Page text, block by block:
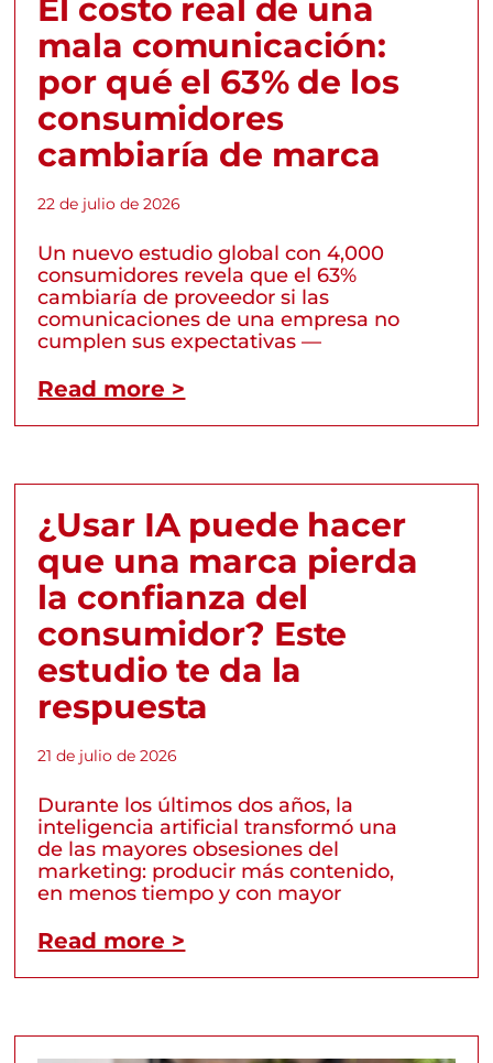
El costo real de una
mala comunicación:
por qué el 63% de los
consumidores
cambiaría de marca
22 de julio de 2026
Un nuevo estudio global con 4,000
consumidores revela que el 63%
cambiaría de proveedor si las
comunicaciones de una empresa no
cumplen sus expectativas —
Read more >
¿Usar IA puede hacer
que una marca pierda
la confianza del
consumidor? Este
estudio te da la
respuesta
21 de julio de 2026
Durante los últimos dos años, la
inteligencia artificial transformó una
de las mayores obsesiones del
marketing: producir más contenido,
en menos tiempo y con mayor
Read more >